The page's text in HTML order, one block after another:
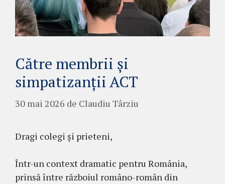
Către membrii și
simpatizanții ACT
30 mai 2026 de Claudiu Târziu
Dragi colegi și prieteni,
Într-un context dramatic pentru România,
prinsă între războiul româno-român din